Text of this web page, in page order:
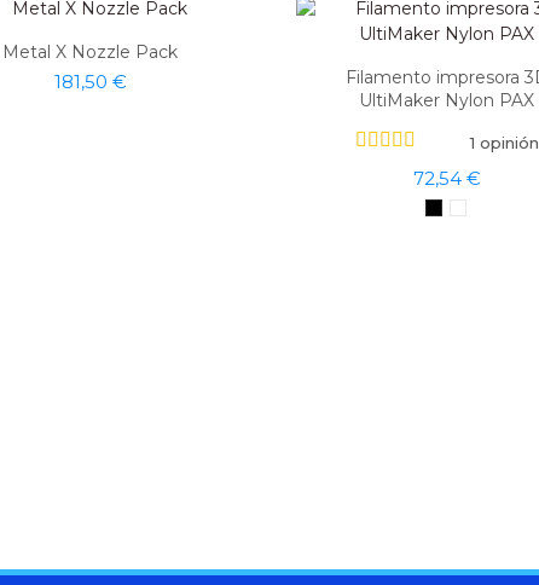
Metal X Nozzle Pack
181,50 €
Filamento impresora
UltiMaker Nylon PAX
1 opinión
72,54 €